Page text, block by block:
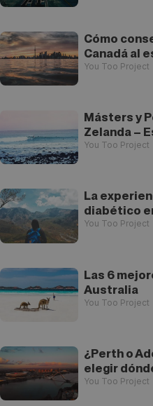
Cómo
Canadá al
You Too Project
Másters y
Zelanda –
You Too Project
La
diabético
You Too Project
Las 6
Australia
You Too Project
¿Perth o
elegir
You Too Project